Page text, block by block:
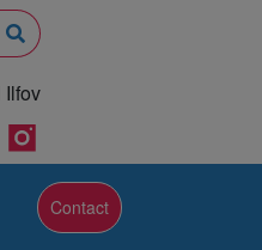
Ilfov
Contact